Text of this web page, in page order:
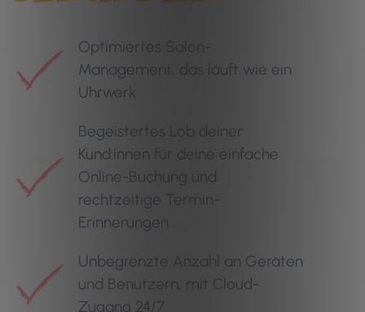
Optimiertes Salon-
Management, das läuft wie ein
Uhrwerk
Begeistertes Lob deiner
Kund:innen für deine einfache
Online-Buchung und
rechtzeitige Termin-
Erinnerungen
Unbegrenzte Anzahl an Geräten
und Benutzern, mit Cloud-
Zugang 24/7